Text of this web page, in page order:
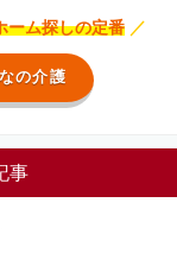
ーム探しの定番 ／
の介護
事